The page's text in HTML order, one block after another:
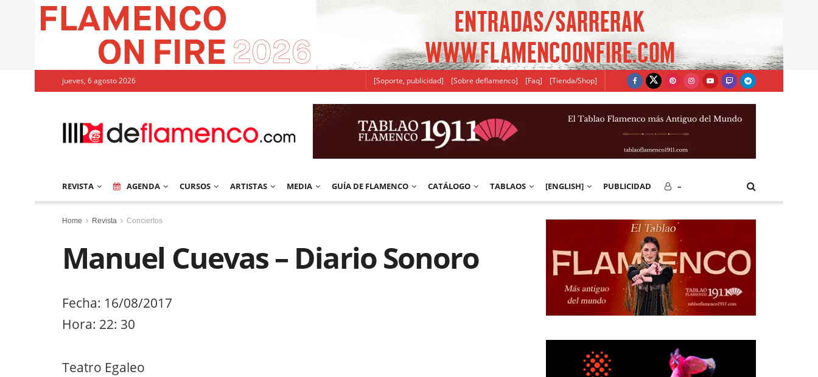
jueves, 6 agosto 2026 [Soporte, publicidad] [Sobre deflamenco] [Faq] [Tienda/Shop]
REVISTA AGENDA CURSOS ARTISTAS MEDIA GUÍA DE FLAMENCO CATÁLOGO TABLAOS [ENGLISH] PUBLICIDAD –
Home Revista Conciertos
Manuel Cuevas – Diario Sonoro
Fecha: 16/08/2017
Hora: 22: 30
Teatro Egaleo